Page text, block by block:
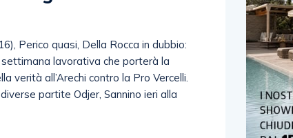
Perico quasi, Della Rocca in dubbio:
lavorativa che porterà la
verità all’Arechi contro la Pro Vercelli.
partite Odjer, Sannino ieri alla